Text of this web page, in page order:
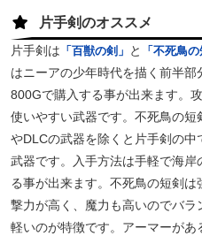
片手剣のオススメ
片手剣は 「百獣の剣」 と 「不死鳥の
はニーアの少年時代を描く前半
800Gで購入する事が出来ます。
使いやすい武器です。不死鳥の
やDLCの武器を除くと片手剣の
武器です。入手方法は手軽で海
る事が出来ます。不死鳥の短剣
撃力が高く、魔力も高いのでバ
軽いのが特徴です。アーマーが